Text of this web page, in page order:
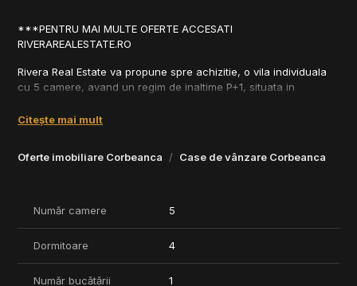
Oferte imobiliare Corbeanca Case de vânzare Corbeanca
***PENTRU MAI MULTE OFERTE ACCESATI
RIVERAREALESTATE.RO
Rivera Real Estate va propune spre achizitie, o vila individuala
cu 5 camere, avand un regim de inaltime P+1, situata in
Casă certificată energetic nZEB, echipată cu tehnologie de
de căldură, panouri solare, panouri fotovoltaice și sistem de
Costurile anuale la utilități sunt aproape de zero! Casele nZEB
sunt proiectate pentru a reduce consumul de energie din surse
astfel încât consumul net să fie minim.
Beneficiile unei astfel de locuințe:
Citește mai mult
Număr camere 5
Dormitoare 4
Număr bucătării 1